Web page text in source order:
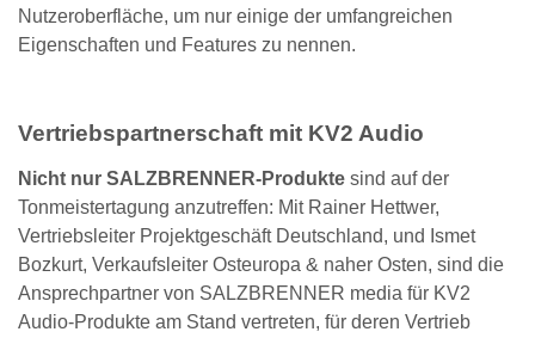
Nutzeroberfläche, um nur einige der umfangreichen
Eigenschaften und Features zu nennen.
Vertriebspartnerschaft mit KV2 Audio
Nicht nur SALZBRENNER-Produkte sind auf der
Tonmeistertagung anzutreffen: Mit Rainer Hettwer,
Vertriebsleiter Projektgeschäft Deutschland, und Ismet
Bozkurt, Verkaufsleiter Osteuropa & naher Osten, sind die
Ansprechpartner von SALZBRENNER media für KV2
Audio-Produkte am Stand vertreten, für deren Vertrieb